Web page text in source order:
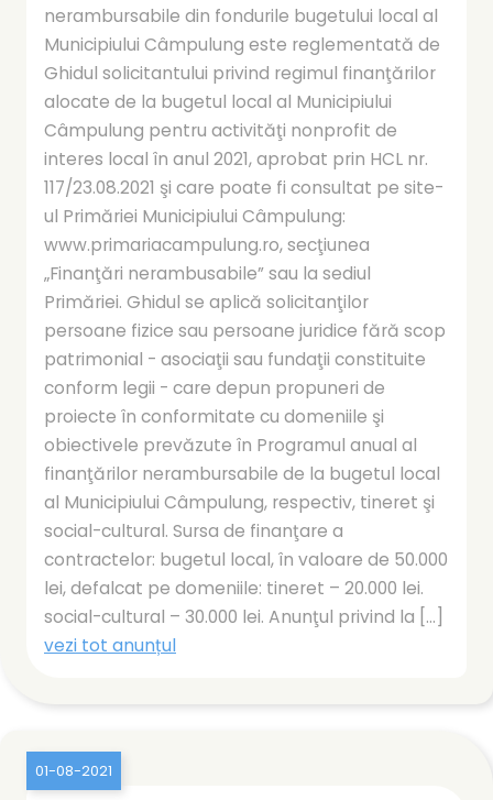
nerambursabile din fondurile bugetului local al
Municipiului Câmpulung este reglementată de
Ghidul solicitantului privind regimul finanţărilor
alocate de la bugetul local al Municipiului
Câmpulung pentru activităţi nonprofit de
interes local în anul 2021, aprobat prin HCL nr.
117/23.08.2021 şi care poate fi consultat pe site-
ul Primăriei Municipiului Câmpulung:
www.primariacampulung.ro, secţiunea
„Finanţări nerambusabile” sau la sediul
Primăriei. Ghidul se aplică solicitanţilor
persoane fizice sau persoane juridice fără scop
patrimonial - asociaţii sau fundaţii constituite
conform legii - care depun propuneri de
proiecte în conformitate cu domeniile şi
obiectivele prevăzute în Programul anual al
finanţărilor nerambursabile de la bugetul local
al Municipiului Câmpulung, respectiv, tineret şi
social-cultural. Sursa de finanţare a
contractelor: bugetul local, în valoare de 50.000
lei, defalcat pe domeniile: tineret – 20.000 lei.
social-cultural – 30.000 lei. Anunţul privind la [...]
vezi tot anunțul
01-08-2021